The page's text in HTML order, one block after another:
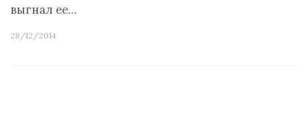
выгнал ее…
28/12/2014